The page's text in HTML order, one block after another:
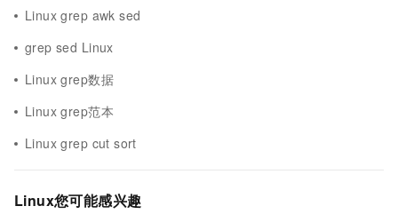
Linux grep awk sed
grep sed Linux
Linux grep数据
Linux grep范本
Linux grep cut sort
Linux您可能感兴趣